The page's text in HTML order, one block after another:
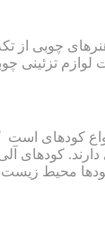
چوبی از
لوازم تزئینی
کودهای
کودهای
محیط